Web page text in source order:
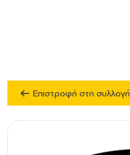
Επιστροφή στη συλλογή